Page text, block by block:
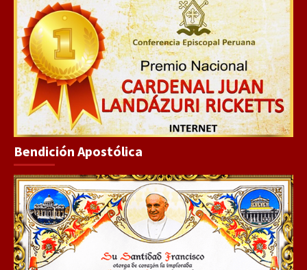
Bendición Apostólica